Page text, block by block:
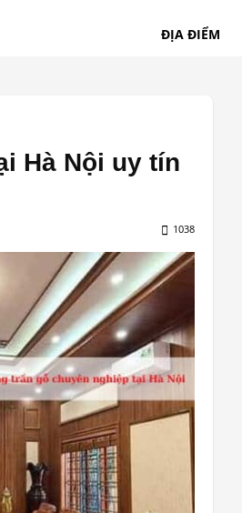
ĐỊA ĐIỂM
Hà Nội uy tín
1038